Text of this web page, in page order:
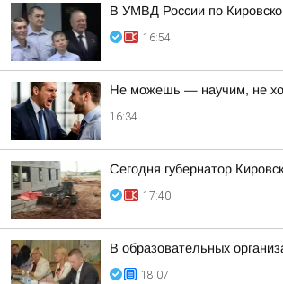
В УМВД России по
16:54
Не можешь — научим, не
16:34
Сегодня губернатор
17:40
В образовательных
18:07